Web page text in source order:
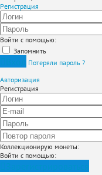
Регистрация
Войти с помощью:
Запомнить
Потеряли пароль ?
Авторизация
Регистрация
Коллекционирую монеты:
Войти с помощью: